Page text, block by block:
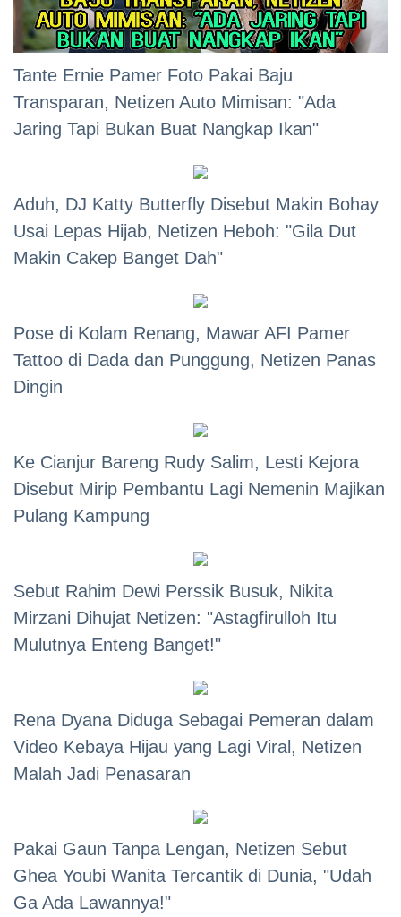
Tante Ernie Pamer Foto Pakai Baju
Transparan, Netizen Auto Mimisan: "Ada
Jaring Tapi Bukan Buat Nangkap Ikan"
Aduh, DJ Katty Butterfly Disebut Makin Bohay
Usai Lepas Hijab, Netizen Heboh: "Gila Dut
Makin Cakep Banget Dah"
Pose di Kolam Renang, Mawar AFI Pamer
Tattoo di Dada dan Punggung, Netizen Panas
Dingin
Ke Cianjur Bareng Rudy Salim, Lesti Kejora
Disebut Mirip Pembantu Lagi Nemenin Majikan
Pulang Kampung
Sebut Rahim Dewi Perssik Busuk, Nikita
Mirzani Dihujat Netizen: "Astagfirulloh Itu
Mulutnya Enteng Banget!"
Rena Dyana Diduga Sebagai Pemeran dalam
Video Kebaya Hijau yang Lagi Viral, Netizen
Malah Jadi Penasaran
Pakai Gaun Tanpa Lengan, Netizen Sebut
Ghea Youbi Wanita Tercantik di Dunia, "Udah
Ga Ada Lawannya!"